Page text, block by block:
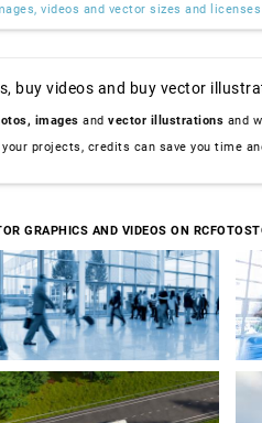
videos and vector sizes and licenses
buy videos and buy vector
images and vector illustrations and
projects, credits can save you time
GRAPHICS AND VIDEOS ON